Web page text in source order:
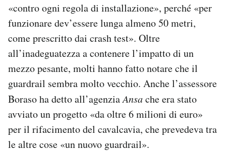
«contro ogni regola di installazione», perché «per
funzionare dev’essere lunga almeno 50 metri,
come prescritto dai crash test». Oltre
all’inadeguatezza a contenere l’impatto di un
mezzo pesante, molti hanno fatto notare che il
guardrail sembra molto vecchio. Anche l’assessore
Boraso ha detto all’agenziaAnsache era stato
avviato un progetto «da oltre 6 milioni di euro»
per il rifacimento del cavalcavia, che prevedeva tra
le altre cose «un nuovo guardrail».